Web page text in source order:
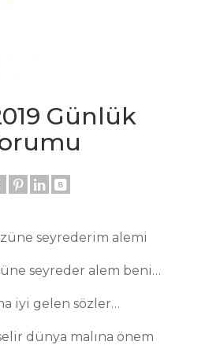
Günlük
seyrederim alemi
seyreder alem beni…
iyi gelen sözler…
dünya malına önem